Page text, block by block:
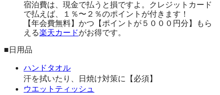
宿泊費は、現金で払うと損ですよ。クレジットカード
で払えば、１％〜２％のポイントが付きます！
【年会費無料】かつ【ポイントが５０００円分】もら
える楽天カードがお得です。
■日用品
ハンドタオル
汗を拭いたり、日焼け対策に【必須】
ウエットティッシュ